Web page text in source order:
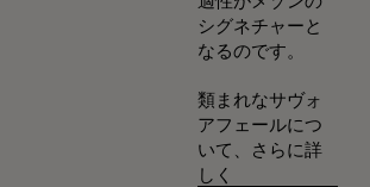
シグネチャーと
なるのです。
類まれなサヴォ
アフェールにつ
いて、さらに詳
しく